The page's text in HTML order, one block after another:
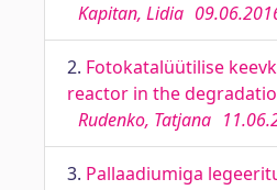
Kapitan, Lidia
2. Fotokatalüütilise
reactor in the
Rudenko, Tatjana
3. Pallaadiumiga